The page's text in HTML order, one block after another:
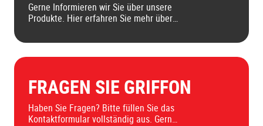
Gerne Informieren wir Sie über unsere
Produkte. Hier erfahren Sie mehr über
FRAGEN SIE GRIFFON
Haben Sie Fragen? Bitte füllen Sie das
Kontaktformular vollständig aus. Gerne